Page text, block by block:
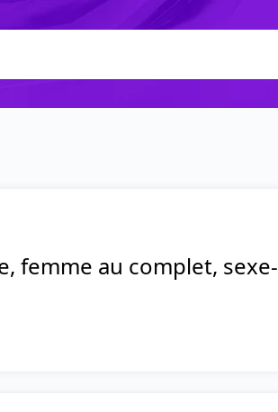
femme au complet, sexe-